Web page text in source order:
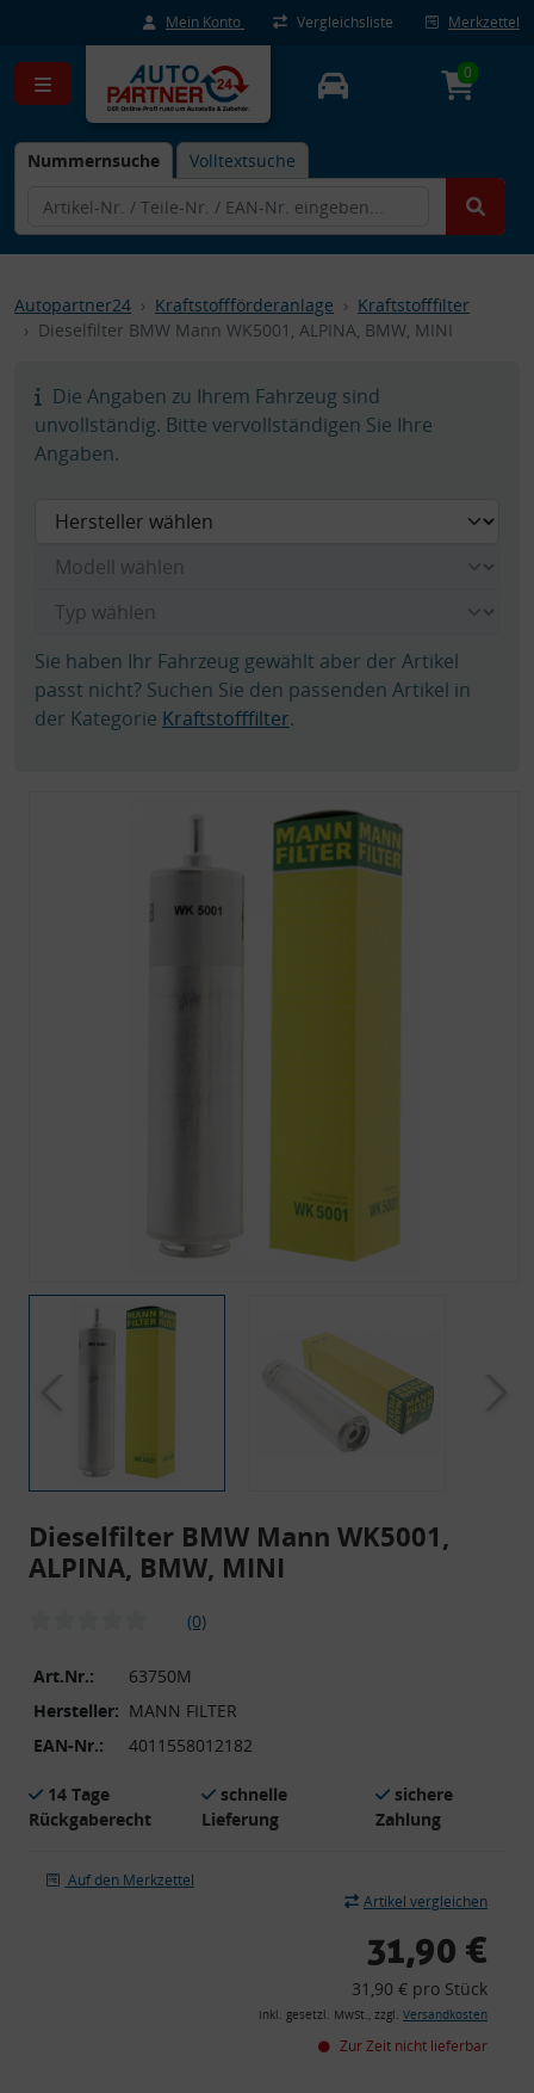
Mein Konto Vergleichsliste Merkzettel
Nummernsuche Volltextsuche
0
Autopartner24 Kraftstoffförderanlage
Kraftstofffilter
Dieselfilter BMW Mann WK5001, ALPINA, BMW, MINI
Die Angaben zu Ihrem Fahrzeug sind
unvollständig. Bitte vervollständigen Sie Ihre
Angaben.
Sie haben Ihr Fahrzeug gewählt aber der Artikel
passt nicht? Suchen Sie den passenden Artikel in
der Kategorie Kraftstofffilter.
Dieselfilter BMW Mann WK5001,
ALPINA, BMW, MINI
(0)
Art.Nr.:
63750M
Hersteller: MANN FILTER
EAN-Nr.:
4011558012182
14 Tage
Rückgaberecht
schnelle
Lieferung
sichere
Zahlung
Auf den Merkzettel
Artikel vergleichen
31,90 €
31,90 € pro Stück
inkl. gesetzl. MwSt., zzgl. Versandkosten
Zur Zeit nicht lieferbar